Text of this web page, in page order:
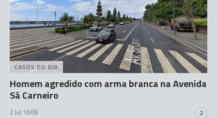
CASOS DO DIA
Homem agredido com arma branca na Avenida
Sá Carneiro
2 Jul 10:08 2